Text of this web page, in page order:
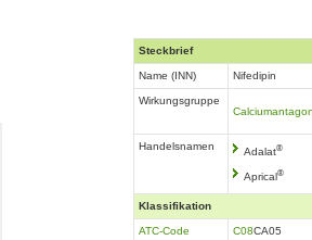
Steckbrief
Name (INN) Nifedipin
Wirkungsgruppe
Handelsnamen Adalat®
Aprical ®
Klassifikation
ATC-Code C08CA05